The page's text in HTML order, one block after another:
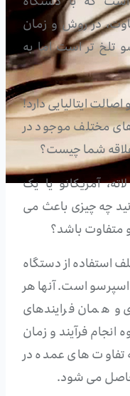
در روش و زمان
تلخ تر است اما به
ایتالیایی دارد!
های مختلف موجود در
شما چیست؟
آمریکانو یا یک
چه چیزی باعث می
متفاوت باشد؟
استفاده از دستگاه
است. آنها هر
و همان فرایندهای
انجام فرآیند و زمان
تفاوت های عمده در
می شود.